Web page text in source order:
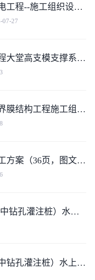
威夷水上乐园高压变配电工程--施工组织设计方案.doc
07-27
江西省水上搜救中心工程大堂高支模支撑系统专项安全施工组织方案
北京某大型水上欢乐世界膜结构工程施工组织设计方案
双壁钢围堰水上作业施工方案（36页，图文丰富，格式规范）
新孟河中桥主 桥桩（水中钻孔灌注桩）水上作业施工方案.
新孟河中桥主桥桩（水中钻孔灌注桩）水上作业施工方案